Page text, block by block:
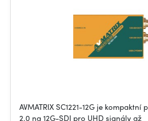
AVMATRIX SC1221-12G je
2.0 na 12G-SDI pro UHD signály až